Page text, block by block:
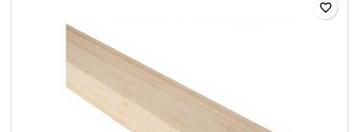
favorite_border